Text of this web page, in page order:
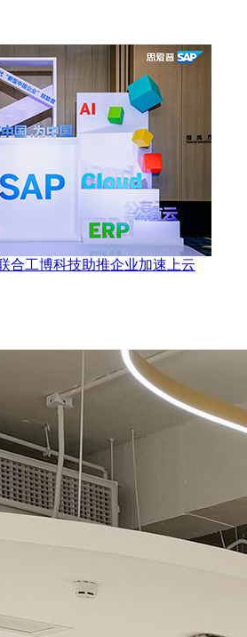
合工博科技助推企业加速上云